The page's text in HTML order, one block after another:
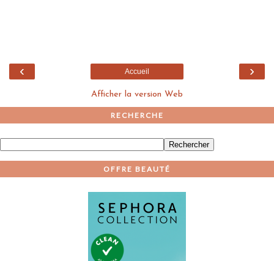
‹ ›
Accueil
Afficher la version Web
RECHERCHE
OFFRE BEAUTÉ